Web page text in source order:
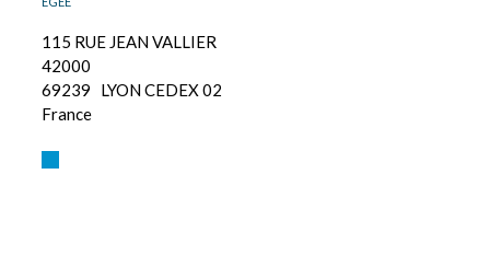
115 RUE JEAN VALLIER
42000
69239
LYON CEDEX 02
France